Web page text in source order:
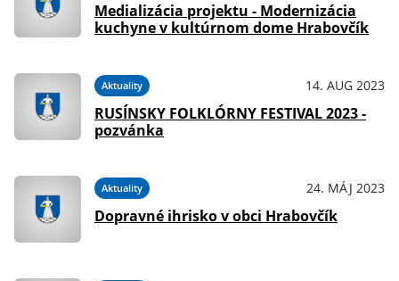
Medializácia projektu - Modernizácia
kuchyne v kultúrnom dome Hrabovčík
Aktuality 14. AUG 2023
RUSÍNSKY FOLKLÓRNY FESTIVAL 2023 -
pozvánka
Aktuality 24. MÁJ 2023
Dopravné ihrisko v obci Hrabovčík